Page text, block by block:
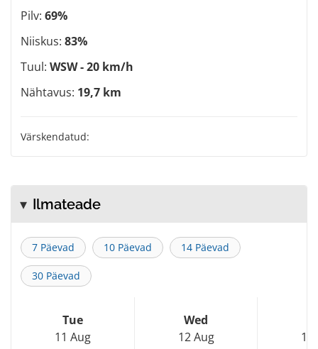
Pilv: 69%
Niiskus: 83%
Tuul: WSW - 20 km/h
Nähtavus: 19,7 km
Värskendatud:
Ilmateade
7 Päevad 10 Päevad 14 Päevad
30 Päevad
Tue
11 Aug
Wed
12 Aug
13